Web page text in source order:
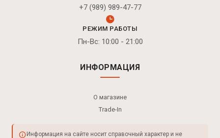
+7 (989) 989-47-77
РЕЖИМ РАБОТЫ
Пн-Вс: 10:00 - 21:00
ИНФОРМАЦИЯ
О магазине
Trade-In
Информация на сайте носит справочный характер и не